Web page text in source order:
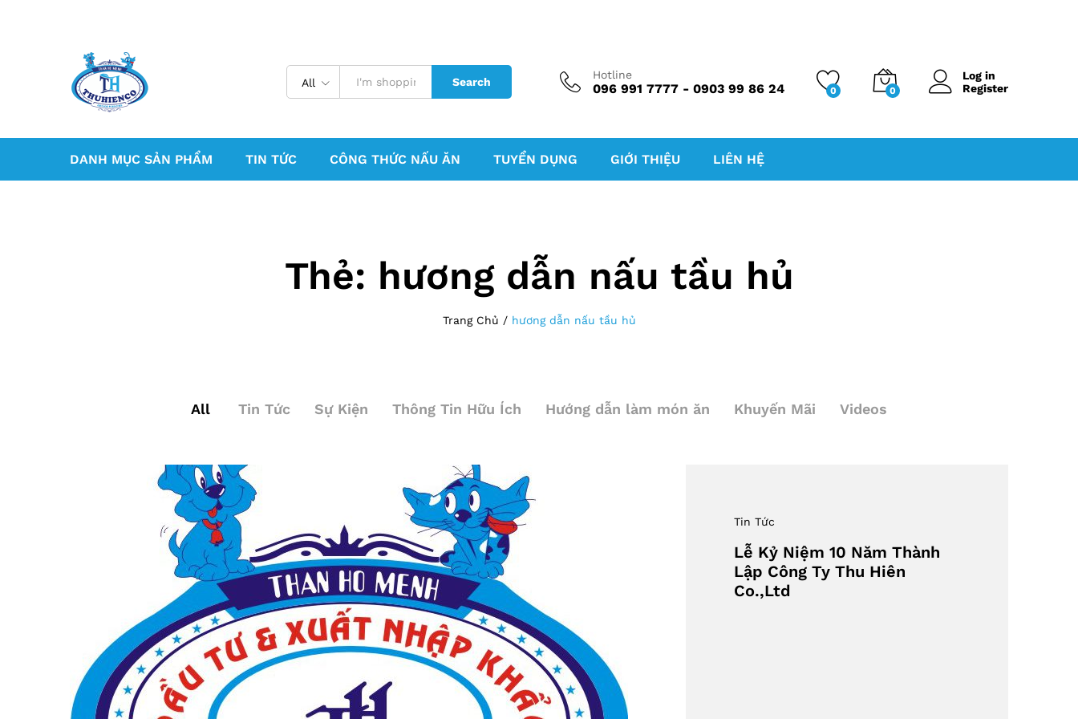
All Search
Hotline
096 991 7777 - 0903 99 86 24 0 0
Log in
Register
DANH MỤC SẢN PHẨM TIN TỨC CÔNG THỨC NẤU ĂN TUYỂN DỤNG GIỚI THIỆU LIÊN HỆ
Thẻ: hương dẫn nấu tầu hủ
Trang Chủ / hương dẫn nấu tầu hủ
All Tin Tức Sự Kiện Thông Tin Hữu Ích Hướng dẫn làm món ăn Khuyến Mãi Videos
Tin Tức
Lễ Kỷ Niệm 10 Năm Thành
Lập Công Ty Thu Hiên
Co.,Ltd